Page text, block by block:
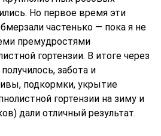
Но первое время эти
частенько — пока я не
премудростями
гортензии. В итоге через
забота и
подкормки, укрытие
гортензии на зиму и
дали отличный результат.